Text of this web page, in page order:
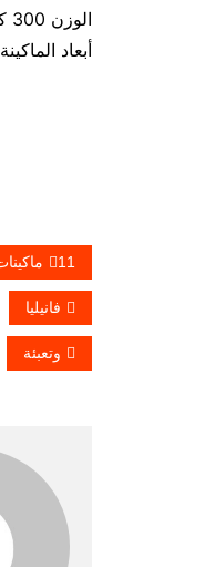
الوزن 300 كيلو جرام تقريبا تزيد او تنقص حسب تحديثات الماكينة
أبعاد الماكينة 85 طول × 85 عرض × 180 سم ارتفاع كما يمكن فك الماكينة و تركيبها في اي مكان
11ماكينات
فانيليا
وتعبئة